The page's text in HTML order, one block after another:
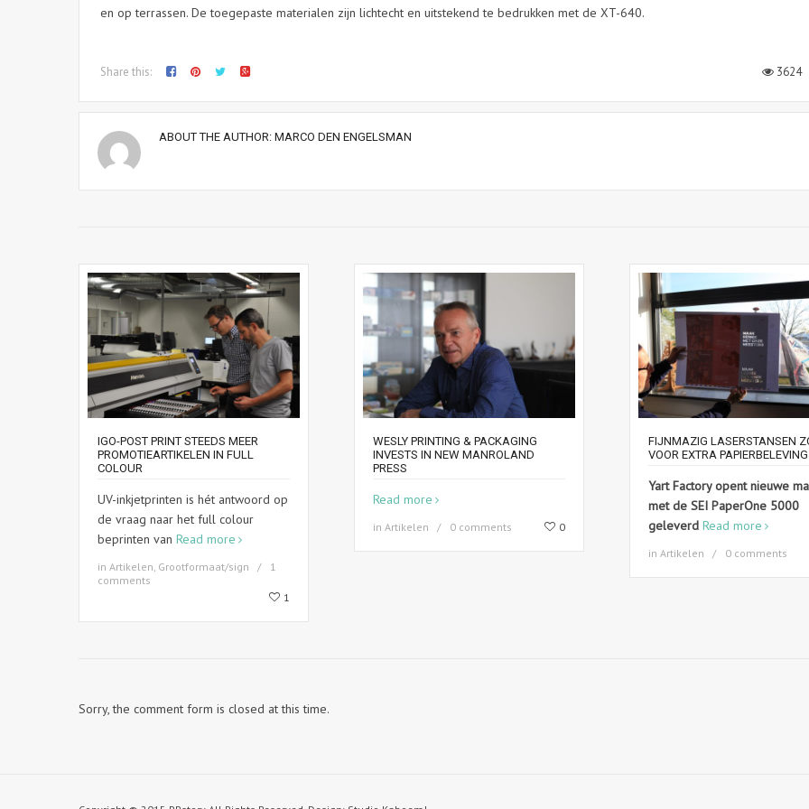
en op terrassen. De toegepaste materialen zijn lichtecht en uitstekend te bedrukken met de XT-640.
Share this: 3624
ABOUT THE AUTHOR: MARCO DEN ENGELSMAN
IGO-POST PRINT STEEDS MEER
PROMOTIEARTIKELEN IN FULL
COLOUR
UV-inkjetprinten is hét antwoord op
de vraag naar het full colour
beprinten van Read more
in Artikelen Grootformaat/sign
1
comments
1
WESLY PRINTING & PACKAGING
INVESTS IN NEW MANROLAND
PRESS
Read more
in Artikelen 0 comments 0
FIJNMAZIG LASERSTANSEN
VOOR EXTRA PAPIERBELEVING
Yart Factory opent nieuwe
met de SEI PaperOne 5000
geleverd Read more
in Artikelen 0 comments
Sorry, the comment form is closed at this time.